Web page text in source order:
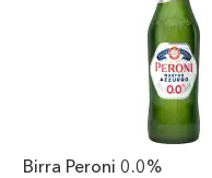
Birra Peroni 0.0%